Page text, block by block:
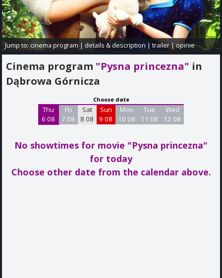
Jump to:cinema program |details & description |trailer |opinie
Cinema program "Pysna princezna" in
Dąbrowa Górnicza
Choose date
Thu
6 08
Fri
7 08
Sat
8 08
Sun
9 08
Mon
10 08
Tue
11 08
Wed
12 08
No showtimes for movie "Pysna princezna"
for today
Choose other date from the calendar above.